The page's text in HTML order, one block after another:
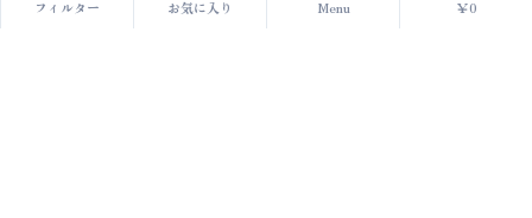
〒520-0024
フィルター お気に入り Menu ￥0